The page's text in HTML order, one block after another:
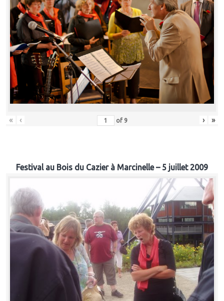
« ‹ of 9 › »
Festival au Bois du Cazier à Marcinelle – 5 juillet 2009